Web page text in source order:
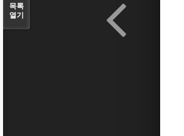
목록
열기